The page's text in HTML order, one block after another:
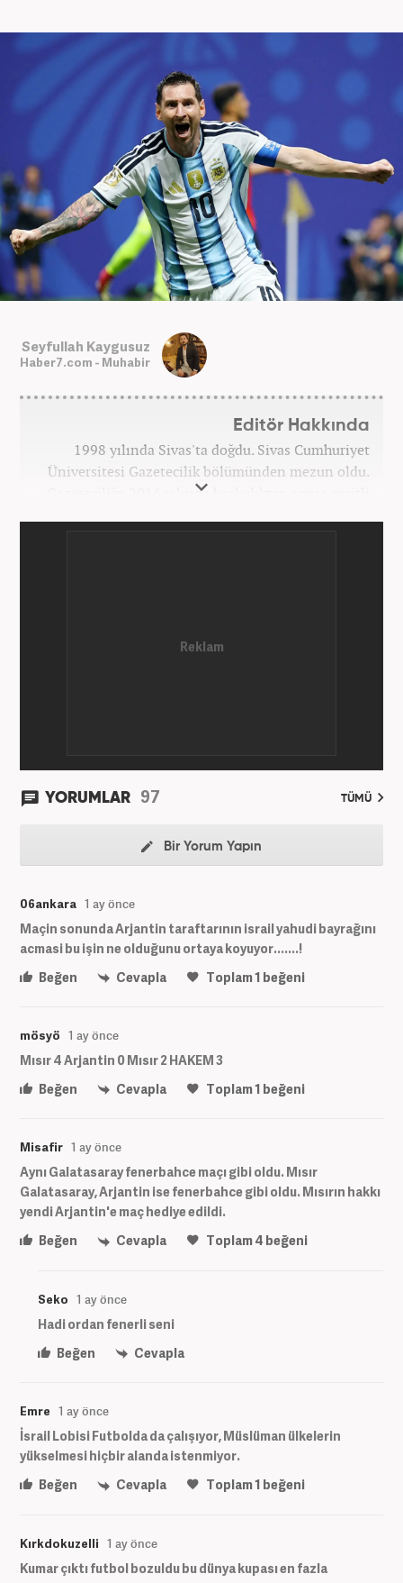
Seyfullah Kaygusuz
Haber7.com - Muhabir
Editör Hakkında
1998 yılında Sivas'ta doğdu. Sivas Cumhuriyet
Üniversitesi Gazetecilik bölümünden mezun oldu.
Gazeteciliğe 2016 yılında başladıktan sonra çeşitli
YORUMLAR 97 TÜMÜ
Bir Yorum Yapın
06ankara 1 ay önce
Maçin sonunda Arjantin taraftarının israil yahudi bayrağını
acmasi bu işin ne olduğunu ortaya koyuyor.......!
Beğen
Cevapla Toplam1 beğeni
mösyö 1 ay önce
Mısır 4 Arjantin 0 Mısır 2 HAKEM 3
Beğen
Cevapla Toplam1 beğeni
Misafir 1 ay önce
Aynı Galatasaray fenerbahce maçı gibi oldu. Mısır
Galatasaray, Arjantin ise fenerbahce gibi oldu. Mısırın hakkı
yendi Arjantin'e maç hediye edildi.
Beğen
Cevapla Toplam4 beğeni
Seko 1 ay önce
Hadi ordan fenerli seni
Beğen
Cevapla
Emre 1 ay önce
İsrail Lobisi Futbolda da çalışıyor, Müslüman ülkelerin
yükselmesi hiçbir alanda istenmiyor.
Beğen
Cevapla Toplam1 beğeni
Kırkdokuzelli 1 ay önce
Kumar çıktı futbol bozuldu bu dünya kupası en fazla